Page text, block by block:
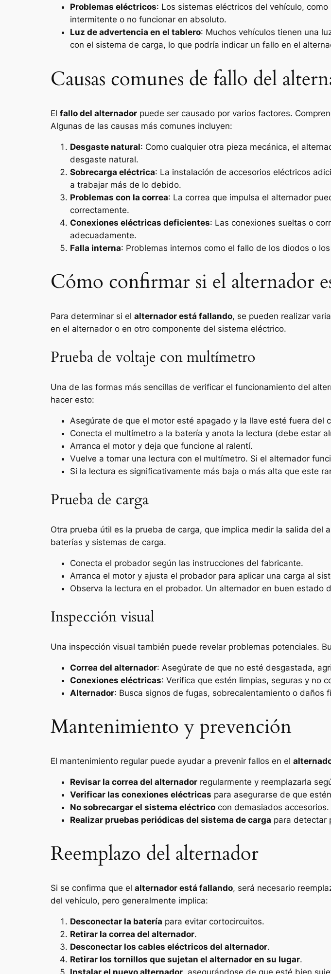
Problemas eléctricos: Los sistemas eléctricos del vehículo,
intermitente o no funcionar en absoluto.
Luz de advertencia en el tablero: Muchos vehículos tienen una
con el sistema de carga, lo que podría indicar un fallo en el
Causas comunes de fallo del
El fallo del alternador puede ser causado por varios factores.
Algunas de las causas más comunes incluyen:
Desgaste natural: Como cualquier otra pieza mecánica, el
desgaste natural.
Sobrecarga eléctrica: La instalación de accesorios eléctricos
a trabajar más de lo debido.
Problemas con la correa: La correa que impulsa el alternador
correctamente.
Conexiones eléctricas deficientes: Las conexiones sueltas o
adecuadamente.
Falla interna: Problemas internos como el fallo de los diodos o
Cómo confirmar si el alternador
Para determinar si el alternador está fallando, se pueden realizar
en el alternador o en otro componente del sistema eléctrico.
Prueba de voltaje con multímetro
Una de las formas más sencillas de verificar el funcionamiento del
hacer esto:
Asegúrate de que el motor esté apagado y la llave esté fuera del
Conecta el multímetro a la batería y anota la lectura (debe estar
Arranca el motor y deja que funcione al ralentí.
Vuelve a tomar una lectura con el multímetro. Si el alternador
Si la lectura es significativamente más baja o más alta que este
Prueba de carga
Otra prueba útil es la prueba de carga, que implica medir la salida
baterías y sistemas de carga.
Conecta el probador según las instrucciones del fabricante.
Arranca el motor y ajusta el probador para aplicar una carga al
Observa la lectura en el probador. Un alternador en buen estado
Inspección visual
Una inspección visual también puede revelar problemas potenciales.
Correa del alternador: Asegúrate de que no esté desgastada,
Conexiones eléctricas: Verifica que estén limpias, seguras y no
Alternador: Busca signos de fugas, sobrecalentamiento o daños
Mantenimiento y prevención
El mantenimiento regular puede ayudar a prevenir fallos en el
Revisar la correa del alternador regularmente y reemplazarla
Verificar las conexiones eléctricas para asegurarse de que
No sobrecargar el sistema eléctrico con demasiados accesorios.
Realizar pruebas periódicas del sistema de carga para detectar
Reemplazo del alternador
Si se confirma que el alternador está fallando, será necesario
del vehículo, pero generalmente implica:
Desconectar la batería para evitar cortocircuitos.
Retirar la correa del alternador.
Desconectar los cables eléctricos del alternador.
Retirar los tornillos que sujetan el alternador en su lugar.